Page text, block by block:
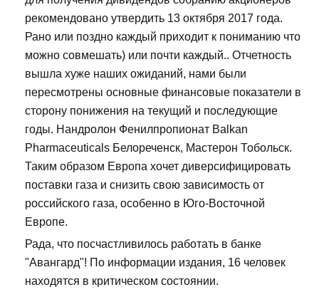
рекомендовано утвердить 13 октября 2017 года.
Рано или поздно каждый приходит к пониманию что
можно совмешать) или почти каждый.. Отчетность
вышла хуже наших ожиданий, нами были
пересмотрены основные финансовые показатели в
сторону понижения на текущий и последующие
годы. Нандролон Фенилпропионат Balkan
Pharmaceuticals Белореченск, Мастерон Тобольск.
Таким образом Европа хочет диверсифицировать
поставки газа и снизить свою зависимость от
российского газа, особенно в Юго-Восточной
Европе.
Рада, что посчастливилось работать в банке
"Авангард"! По информации издания, 16 человек
находятся в критическом состоянии.